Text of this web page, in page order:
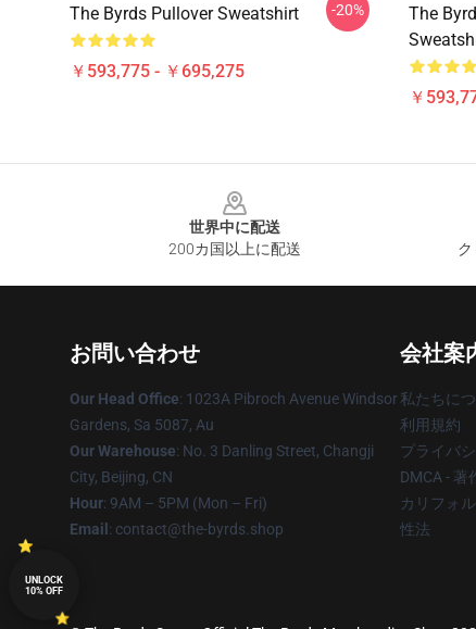
The Byrds Pullover Sweatshirt
￥593,775 - ￥695,275
-20%
The
￥
世界中に配送
200カ国以上に配送
お問い合わせ
Our Head Office: 1023A Pibroch Avenue Windsor
Gardens, Sa 5087, Au
Our Warehouse: No. 3 Danling Street, Changji
City, Beijing, CN
Hour: 9AM – 5PM (Mon – Fri)
Email : contact@the-byrds.shop
会社案
私たちに
利用規約
プライバ
DMCA - 著
カリフォ
性法
UNLOCK
10% OFF